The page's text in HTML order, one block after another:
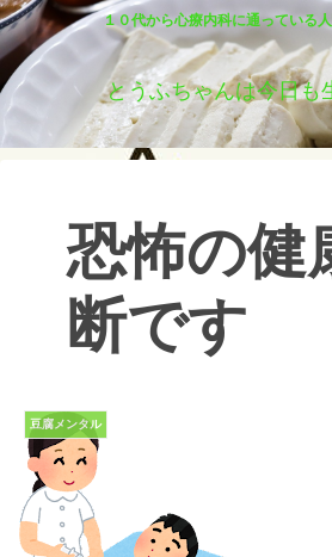
１０代から心療内科に通っている
とうふちゃんは今日も
恐怖の健
断です
豆腐メンタル